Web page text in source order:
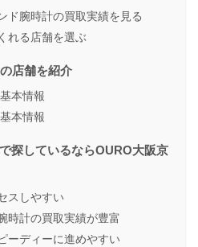
ド腕時計の買取実績を見る
れる店舗を選ぶ
店舗を紹介
本情報
本情報
探しているならOURO大阪京
スしやすい
時計の買取実績が豊富
ーディーに進めやすい